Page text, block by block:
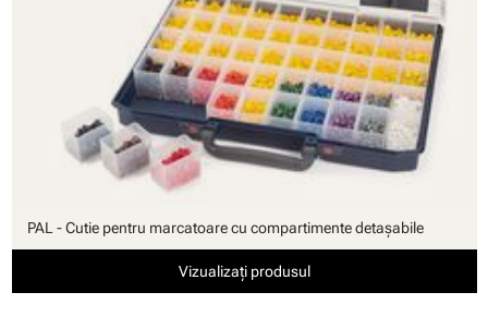
PAL - Cutie pentru marcatoare cu compartimente detaşabile
Vizualizați produsul